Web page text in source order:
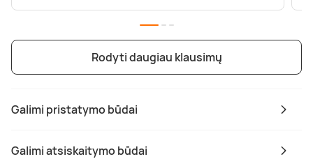
Galimi pristatymo būdai
Galimi atsiskaitymo būdai
Rodyti daugiau klausimų